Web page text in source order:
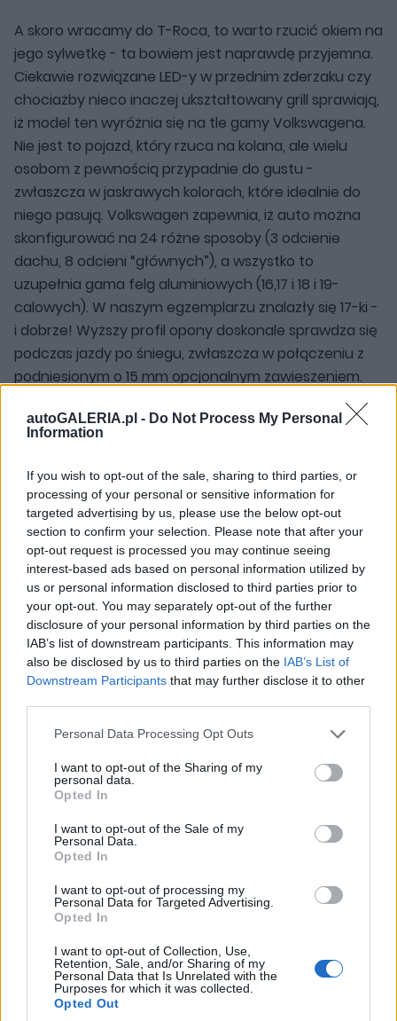
autoGALERIA.pl - Do Not Process My Personal
Information
If you wish to opt-out of the sale, sharing to third parties, or
processing of your personal or sensitive information for
targeted advertising by us, please use the below opt-out
section to confirm your selection. Please note that after your
opt-out request is processed you may continue seeing
interest-based ads based on personal information utilized by
us or personal information disclosed to third parties prior to
your opt-out. You may separately opt-out of the further
disclosure of your personal information by third parties on the
IAB’s list of downstream participants. This information may
also be disclosed by us to third parties on the IAB’s List of
Downstream Participants that may further disclose it to other
Please note that this website/app uses one or more Google
not limited to your visit or usage behaviour. You may click to
grant or deny consent to Google and its third-party tags to
use your data for below specified purposes in below Google
consent section.
Personal Data Processing Opt Outs
I want to opt-out of the Sharing of my
personal data.
Opted In
I want to opt-out of the Sale of my
Personal Data.
Opted In
I want to opt-out of processing my
Personal Data for Targeted Advertising.
Opted In
I want to opt-out of Collection, Use,
Retention, Sale, and/or Sharing of my
Personal Data that Is Unrelated with the
Purposes for which it was collected.
Opted Out
A skoro wracamy do T-Roca, to warto rzucić okiem na
jego sylwetkę - ta bowiem jest naprawdę przyjemna.
Ciekawie rozwiązane LED-y w przednim zderzaku czy
chociażby nieco inaczej ukształtowany grill sprawiają,
iż model ten wyróżnia się na tle gamy Volkswagena.
Nie jest to pojazd, który rzuca na kolana, ale wielu
osobom z pewnością przypadnie do gustu -
zwłaszcza w jaskrawych kolorach, które idealnie do
niego pasują. Volkswagen zapewnia, iż auto można
skonfigurować na 24 różne sposoby (3 odcienie
dachu, 8 odcieni “głównych”), a wszystko to
uzupełnia gama felg aluminiowych (16,17 i 18 i 19-
calowych). W naszym egzemplarzu znalazły się 17-ki -
i dobrze! Wyższy profil opony doskonale sprawdza się
podczas jazdy po śniegu, zwłaszcza w połączeniu z
podniesionym o 15 mm opcjonalnym zawieszeniem.
Wiraże na drodze do Garmisch-Partenkirchen.
T-Roc to dobre auto, ale jest w nim jedna rzecz, której
Narysowano je w przyjemny sposób, zaś możliwość
rozjaśnienia dzięki kolorowym wstawkom to miły gest
wszystkie elementy wykonano z twardego
plastiku?!Miękkich materiałów jest tutaj jak na
lekarstwo - znajdziemy je w postaci podłokietników w
drzwiach i foteli. Dodatkowo ilość miejsca na tylnej
kanapie nie zachwyca - jest go nieco mniej niż w